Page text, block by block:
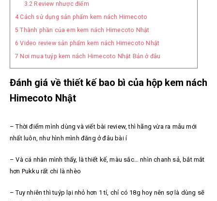
3.2 Review nhược điểm
4Cách sử dụng sản phẩm kem nách Himecoto
5 Thành phần của em kem nách Himecoto Nhật
6 Video review sản phẩm kem nách Himecoto Nhật
7 Nơi mua tuýp kem nách Himecoto Nhật Bản ở đâu
Đánh giá về thiết kế bao bì của hộp kem nách
Himecoto Nhật
– Thời điểm mình dùng và viết bài review, thì hãng vừa ra mẫu mới
nhất luôn, như hình mình đăng ở đâu bài í
– Và cá nhân mình thấy, là thiết kế, màu sắc… nhìn chanh sả, bắt mắt
hơn Pukku rất chi là nhèo
– Tuy nhiên thì tuýp lại nhỏ hơn 1 tí, chỉ có 18g hoy nên sợ là dùng sẽ